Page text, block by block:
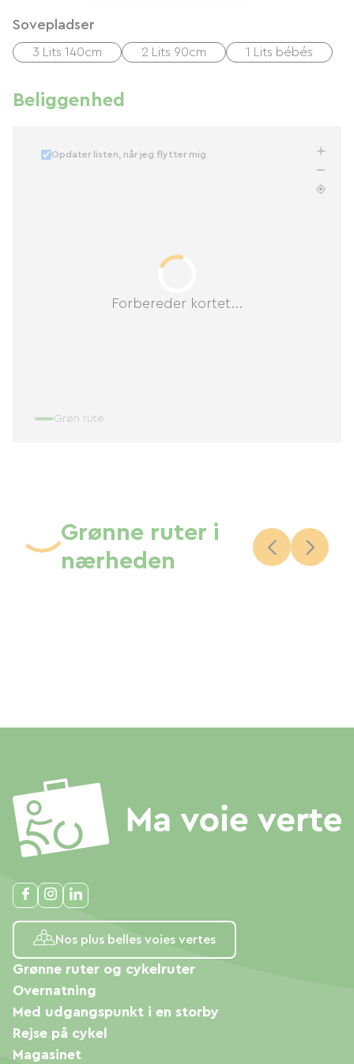
Sovepladser
3 Lits 140cm 2 Lits 90cm 1 Lits bébés
Beliggenhed
Forbereder kortet...
Opdater listen, når jeg flytter mig
Grøn rute
Grønne ruter i
nærheden
Nos plus belles voies vertes
Grønne ruter og cykelruter
Overnatning
Med udgangspunkt i en storby
Rejse på cykel
Magasinet